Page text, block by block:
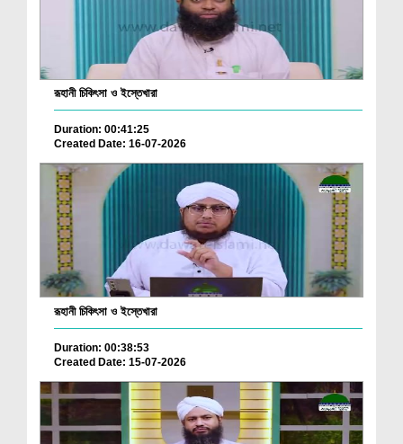
রূহানী চিকিৎসা ও ইস্তেখারা
Duration: 00:41:25
Created Date: 16-07-2026
রূহানী চিকিৎসা ও ইস্তেখারা
Duration: 00:38:53
Created Date: 15-07-2026